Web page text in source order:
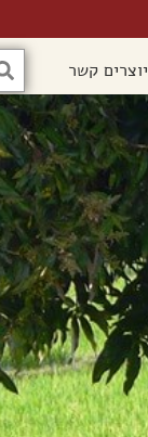
יוצרים קשר